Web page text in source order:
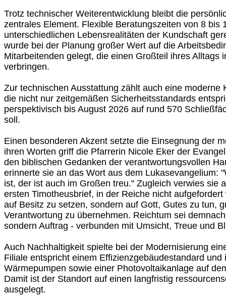
Trotz technischer Weiterentwicklung bleibt die
zentrales Element. Flexible Beratungszeiten von 8 bis
unterschiedlichen Lebensrealitäten der Kundschaft
wurde bei der Planung großer Wert auf die
Mitarbeitenden gelegt, die einen Großteil ihres Alltags
verbringen.
Zur technischen Ausstattung zählt auch eine moderne
die nicht nur zeitgemäßen Sicherheitsstandards
perspektivisch bis August 2026 auf rund 570
soll.
Einen besonderen Akzent setzte die Einsegnung der
ihren Worten griff die Pfarrerin Nicole Eker der
den biblischen Gedanken der verantwortungsvollen
erinnerte sie an das Wort aus dem Lukasevangelium:
ist, der ist auch im Großen treu." Zugleich verwies sie
ersten Timotheusbrief, in der Reiche nicht
auf Besitz zu setzen, sondern auf Gott, Gutes zu tun,
Verantwortung zu übernehmen. Reichtum sei
sondern Auftrag - verbunden mit Umsicht, Treue und
Auch Nachhaltigkeit spielte bei der Modernisierung
Filiale entspricht einem Effizienzgebäudestandard und
Wärmepumpen sowie einer Photovoltaikanlage auf
Damit ist der Standort auf einen langfristig
ausgelegt.